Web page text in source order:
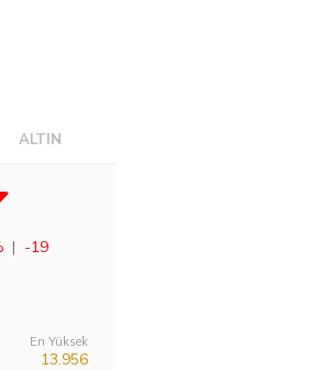
ALTIN
| -19
En Yüksek
13.956